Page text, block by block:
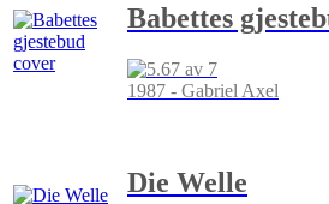
Babettes
1987 - Gabriel Axel
Die Welle